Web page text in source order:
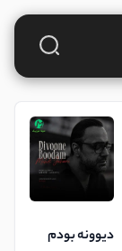
دیوونه بودم